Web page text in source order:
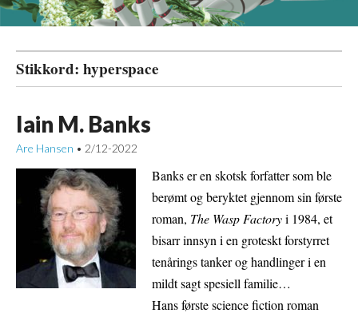
Stikkord: hyperspace
Iain M. Banks
Are Hansen • 2/12-2022
Banks er en skotsk forfatter som ble
berømt og beryktet gjennom sin første
roman, The Wasp Factoryi 1984, et
bisarr innsyn i en groteskt forstyrret
tenårings tanker og handlinger i en
mildt sagt spesiell familie…
Hans første science fiction roman